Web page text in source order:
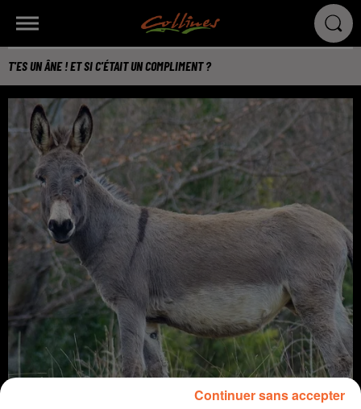
T'ES UN ÂNE ! ET SI C'ÉTAIT UN COMPLIMENT ?
Continuer sans accepter